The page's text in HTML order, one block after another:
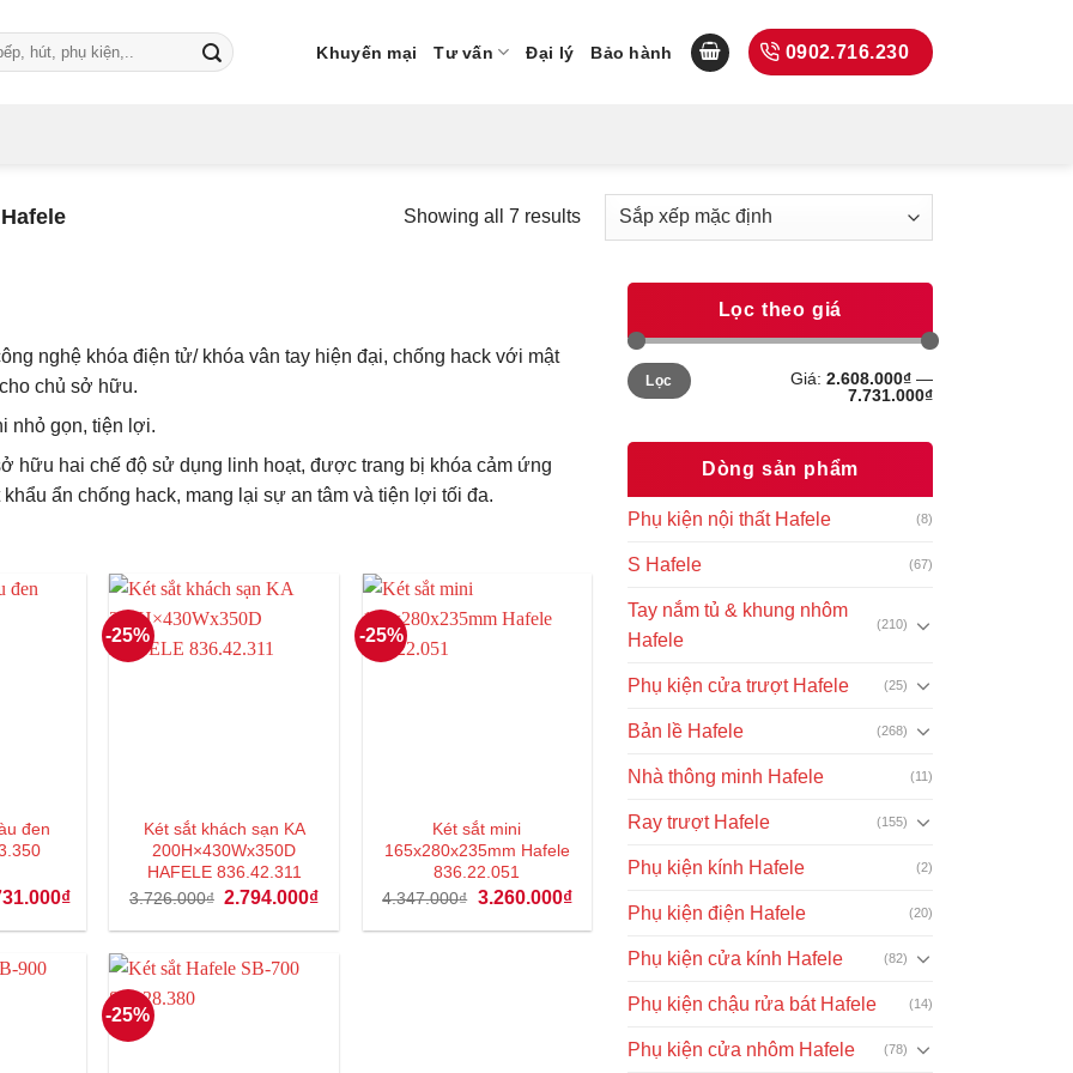
Khuyến mại Tư vấn Đại lý Bảo hành 0902.716.230
Showing all 7 results
nghệ khóa điện tử/ khóa vân tay hiện đại, chống hack với mật
chủ sở hữu.
nhỏ gọn, tiện lợi.
hữu hai chế độ sử dụng linh hoạt, được trang bị khóa cảm ứng
ẩn chống hack, mang lại sự an tâm và tiện lợi tối đa.
đen
₫Giá
tại
7.731.000₫.
-25%
Két sắt khách sạn KA
200H×430Wx350D
HAFELE 836.42.311
3.726.000₫ Giá
là:
2.794.000₫Giá
tại
-25%
Két sắt mini
165x280x235mm Hafele
836.22.051
4.347.000₫ Giá
là:
3.260.000₫Giá
tại
3.260.000₫.
-25%
Lọc theo giá
Giá
tối
thiểu
Giá
tối
đa
Lọc Giá: 2.608.000₫ —
7.731.000₫
Dòng sản phẩm
Phụ kiện nội thất Hafele (8)
S Hafele (67)
Tay nắm tủ & khung nhôm
Hafele
(210)
Phụ kiện cửa trượt Hafele (25)
Bản lề Hafele (268)
Nhà thông minh Hafele (11)
Ray trượt Hafele (155)
Phụ kiện kính Hafele (2)
Phụ kiện điện Hafele (20)
Phụ kiện cửa kính Hafele (82)
Phụ kiện chậu rửa bát Hafele (14)
Phụ kiện cửa nhôm Hafele (78)